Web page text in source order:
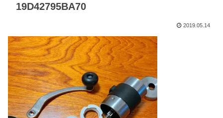
19D42795BA70
2019.05.14